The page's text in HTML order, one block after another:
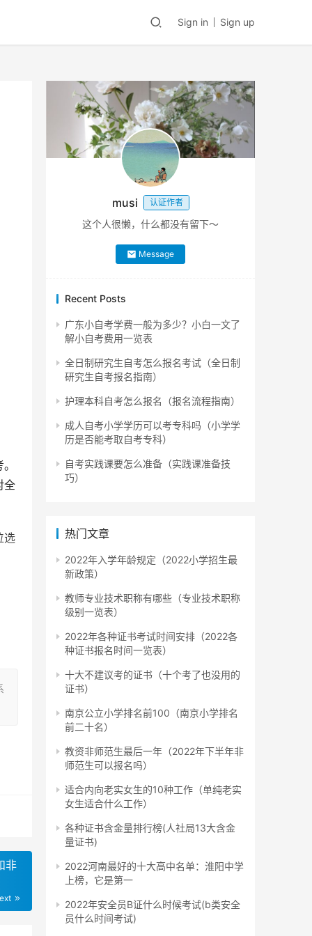
Sign in Sign up
全
选
学
学
非
musi 认证作者
这个人很懒，什么都没有留下～
Message
Recent Posts
广东小自考学费一般为多少？小白一文了
解小自考费用一览表
全日制研究生自考怎么报名考试（全日制
研究生自考报名指南）
护理本科自考怎么报名（报名流程指南）
成人自考小学学历可以考专科吗（小学学
历是否能考取自考专科）
自考实践课要怎么准备（实践课准备技
巧）
热门文章
2022年入学年龄规定（2022小学招生最
新政策）
教师专业技术职称有哪些（专业技术职称
级别一览表）
2022年各种证书考试时间安排（2022各
种证书报名时间一览表）
十大不建议考的证书（十个考了也没用的
证书）
南京公立小学排名前100（南京小学排名
前二十名）
教资非师范生最后一年（2022年下半年非
师范生可以报名吗）
适合内向老实女生的10种工作（单纯老实
女生适合什么工作）
各种证书含金量排行榜(人社局13大含金
量证书)
2022河南最好的十大高中名单：淮阳中学
上榜，它是第一
2022年安全员B证什么时候考试(b类安全
员什么时间考试)